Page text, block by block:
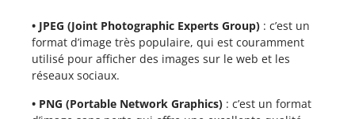
• JPEG (Joint Photographic Experts Group) : c’est un
format d’image très populaire, qui est couramment
utilisé pour afficher des images sur le web et les
réseaux sociaux.
• PNG (Portable Network Graphics) : c’est un format